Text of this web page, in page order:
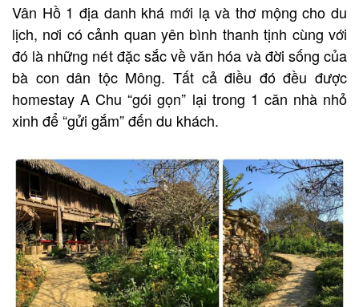
Vân Hồ 1 địa danh khá mới lạ và thơ mộng cho du
lịch, nơi có cảnh quan yên bình thanh tịnh cùng với
đó là những nét đặc sắc về văn hóa và đời sống của
bà con dân tộc Mông. Tất cả điều đó đều được
homestay A Chu “gói gọn” lại trong 1 căn nhà nhỏ
xinh để “gửi gắm” đến du khách.